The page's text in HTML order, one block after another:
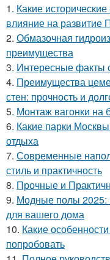
1. Какие
влияние на развитие
2. Обмазочная
преимущества
3. Интересные факты
4. Преимущества
стен: прочность и
5. Монтаж вагонки на
6. Какие парки
отдыха
7. Современные
стиль и практичность
8. Прочные и
9. Модные полы 2025:
для вашего дома
10. Какие
попробовать